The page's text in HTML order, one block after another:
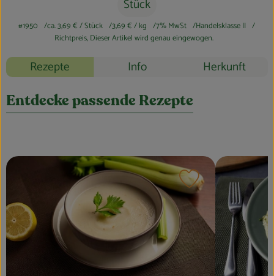
Stück
#1950 ca. 3,69 €/ Stück 3,69 €/ kg 7% MwSt
Handelsklasse II
Richtpreis,Dieser Artikel wird genau eingewogen.
Rezepte Info Herkunft
Entdecke passende Rezepte
Rezept zu